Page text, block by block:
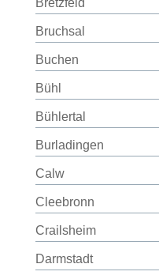
Bretzfeld
Bruchsal
Buchen
Bühl
Bühlertal
Burladingen
Calw
Cleebronn
Crailsheim
Darmstadt